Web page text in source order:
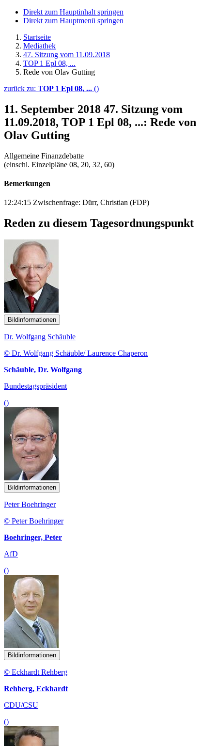
Direkt zum Hauptinhalt springen
Direkt zum Hauptmenü springen
Startseite
Mediathek
47. Sitzung vom 11.09.2018
TOP 1 Epl 08, ...
Rede von Olav Gutting
zurück zu: TOP 1 Epl 08, ... ()
11. September 2018 47. Sitzung vom
11.09.2018, TOP 1 Epl 08, ...: Rede von
Olav Gutting
Allgemeine Finanzdebatte
(einschl. Einzelpläne 08, 20, 32, 60)
Bemerkungen
12:24:15 Zwischenfrage: Dürr, Christian (FDP)
Reden zu diesem Tagesordnungspunkt
Bildinformationen
Dr. Wolfgang Schäuble
© Dr. Wolfgang Schäuble/ Laurence Chaperon
Schäuble, Dr. Wolfgang
Bundestagspräsident
()
Bildinformationen
Peter Boehringer
© Peter Boehringer
Boehringer, Peter
AfD
()
Bildinformationen
© Eckhardt Rehberg
Rehberg, Eckhardt
CDU/CSU
()